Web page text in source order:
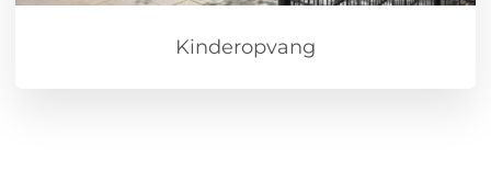
Kinderopvang